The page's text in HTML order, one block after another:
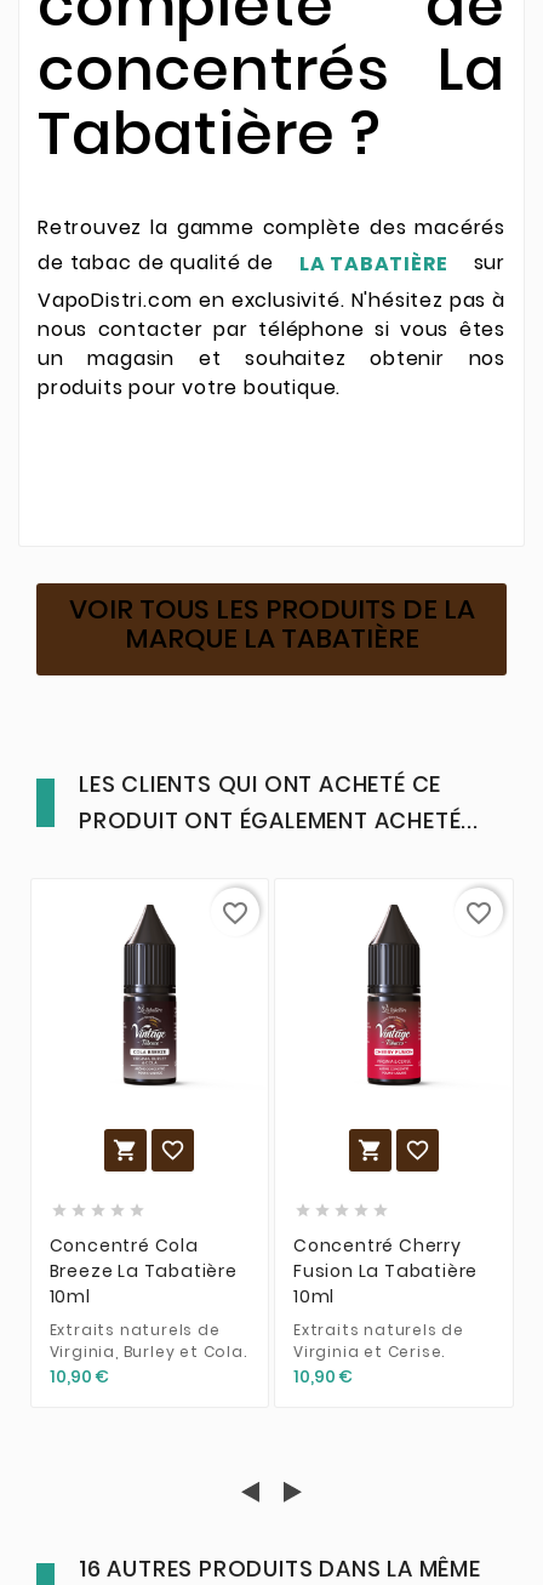
concentrés La
Tabatière ?
Retrouvez la gamme complète des macérés
de tabac de qualité de
LA TABATIÈRE
sur
VapoDistri.com en exclusivité. N'hésitez pas à
nous contacter par téléphone si vous êtes
un magasin et souhaitez obtenir nos
produits pour votre boutique.
VOIR TOUS LES PRODUITS DE LA
MARQUE LA TABATIÈRE
LES CLIENTS QUI ONT ACHETÉ CE
PRODUIT ONT ÉGALEMENT ACHETÉ...
 
    
Concentré Cola
Breeze La Tabatière
10ml
Extraits naturels de
Virginia, Burley et Cola.
10,90 €
favorite_border
 
    
Concentré Cherry
Fusion La Tabatière
10ml
Extraits naturels de
Virginia et Cerise.
10,90 €
favorite_border
16 AUTRES PRODUITS DANS LA MÊME